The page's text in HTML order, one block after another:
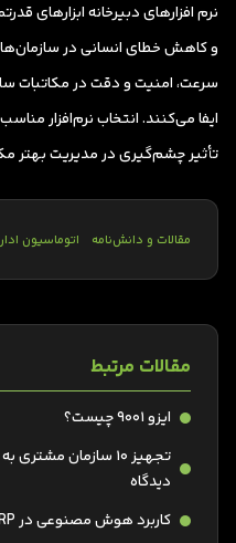
نرم افزارهای دبیرخانه ابزارهای
و کاهش خطای انسانی در سازمان‌ها
سرعت، امنیت و دقت در مکاتبات
ایفا می‌کنند. انتخاب نرم‌افزار
تأثیر چشم‌گیری در مدیریت بهتر
مقالات و دانش‌نامه اتوماسیون
مقالات مرتبط
ایزو ۹۰۰۱ چیست؟
تجهیز 10 سازمان
دیدگاه
کاربرد هوش مصنوعی در ERP چیست؟